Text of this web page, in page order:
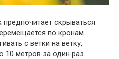
скрываться
по кронам
с ветки на ветку,
10 метров за один раз.